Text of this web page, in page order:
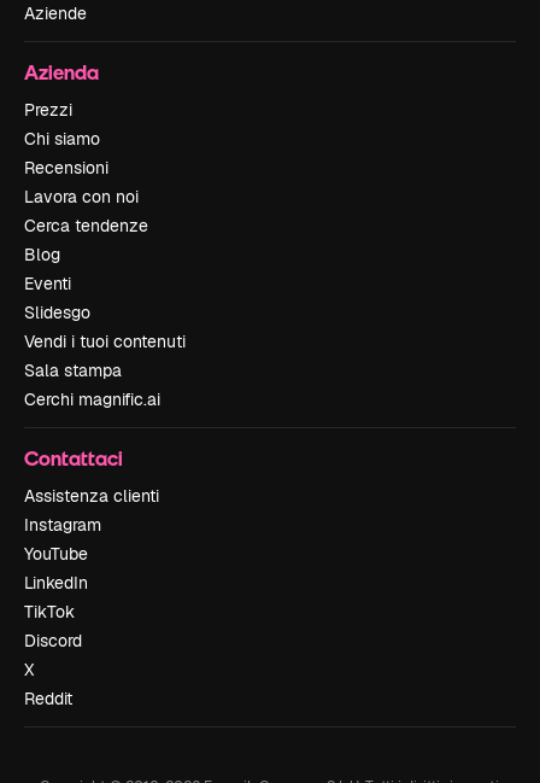
Aziende
Azienda
Prezzi
Chi siamo
Recensioni
Lavora con noi
Cerca tendenze
Blog
Eventi
Slidesgo
Vendi i tuoi contenuti
Sala stampa
Cerchi magnific.ai
Contattaci
Assistenza clienti
Instagram
YouTube
LinkedIn
TikTok
Discord
X
Reddit